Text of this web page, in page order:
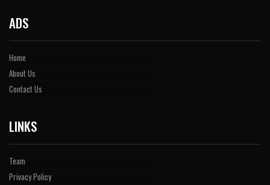
ADS
Home
About Us
Contact Us
LINKS
Team
Privacy Policy